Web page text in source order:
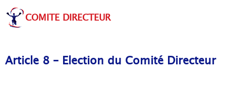
COMITE DIRECTEUR
Article 8 – Election du Comité Directeur